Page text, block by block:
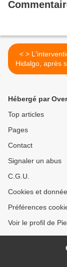
< > L'intervention d'Anne
Hidalgo, après
Hébergé par
Top articles
Pages
Contact
Signaler un abus
C.G.U.
Cookies et
Préférences
Voir le profil de